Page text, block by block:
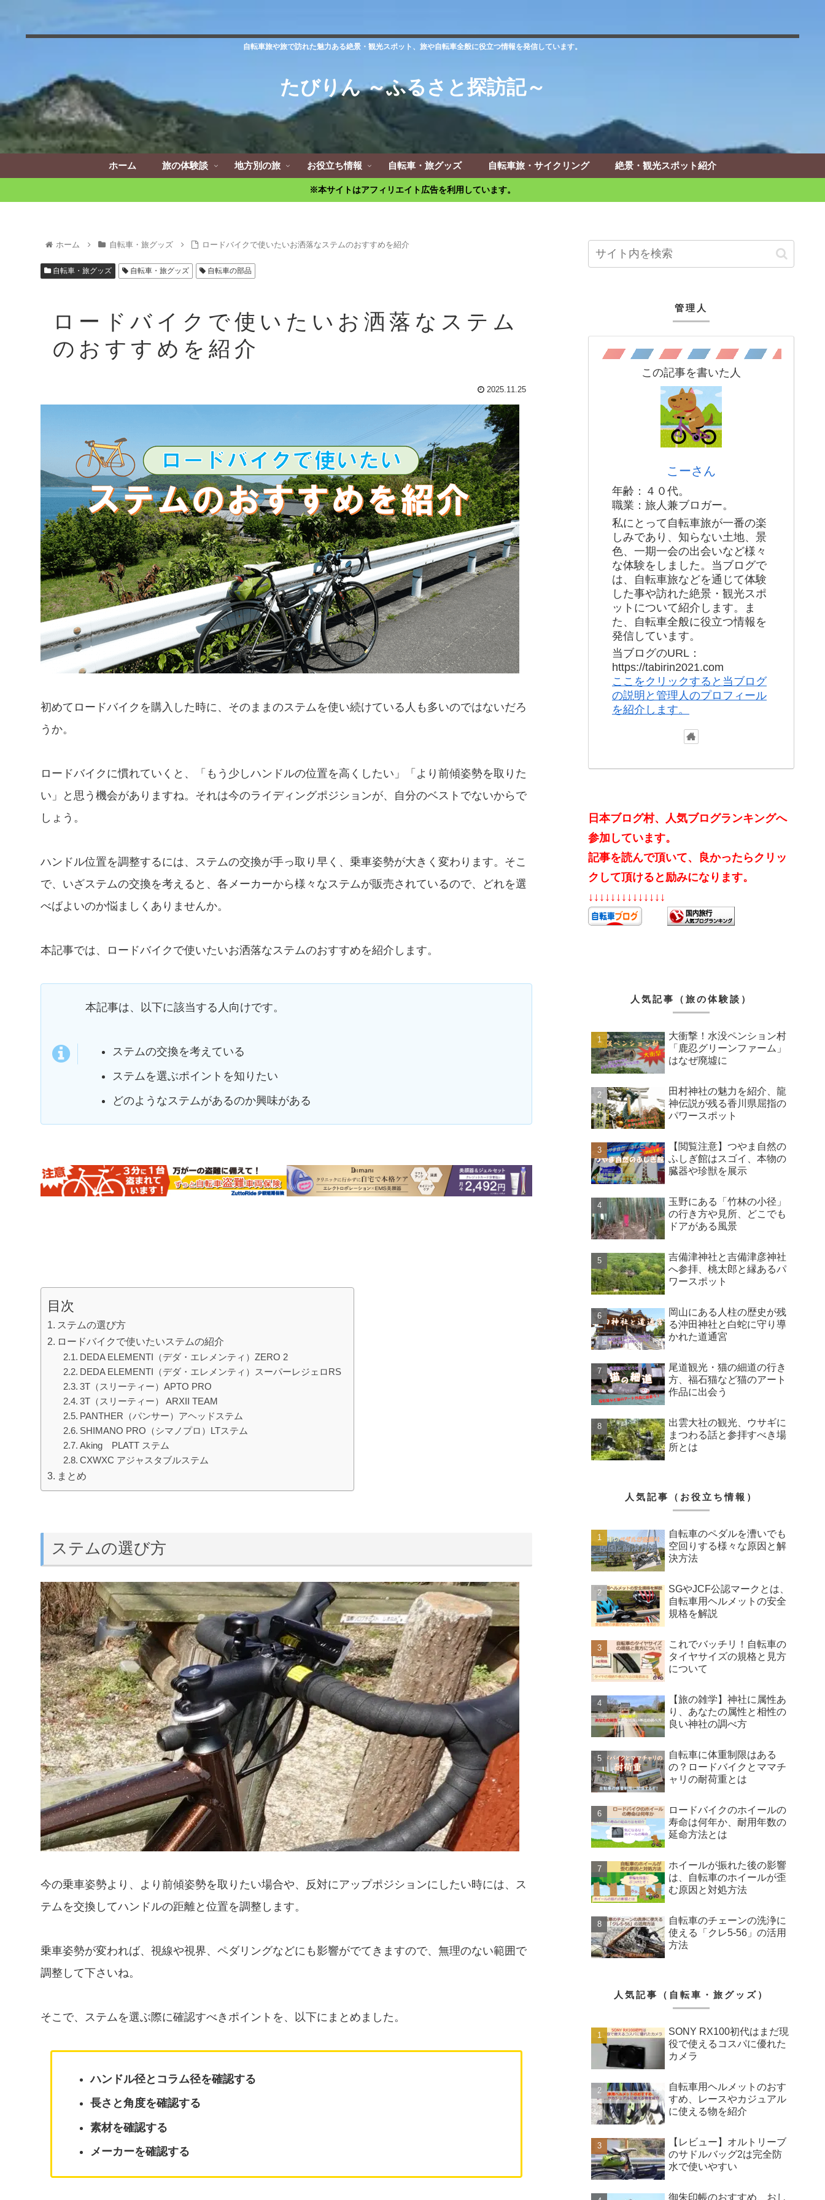
自転車旅や旅で訪れた魅力ある絶景・観光スポット、旅や自転車全般に役立つ情報を発信しています。
たびりん ～ふるさと探訪記～
ホーム 旅の体験談 地方別の旅 お役立ち情報 自転車・旅グッズ 自転車旅・サイクリング 絶景・観光スポット紹介
※本サイトはアフィリエイト広告を利用しています。
ホーム 自転車・旅グッズ ロードバイクで使いたいお洒落なステムのおすすめを紹介
自転車・旅グッズ 自転車・旅グッズ 自転車の部品
ロードバイクで使いたいお洒落なステム
のおすすめを紹介
2025.11.25
初めてロードバイクを購入した時に、そのままのステムを使い続けている人も多いのではないだろ
うか。
ロードバイクに慣れていくと、「もう少しハンドルの位置を高くしたい」「より前傾姿勢を取りた
い」と思う機会がありますね。それは今のライディングポジションが、自分のベストでないからで
しょう。
ハンドル位置を調整するには、ステムの交換が手っ取り早く、乗車姿勢が大きく変わります。そこ
で、いざステムの交換を考えると、各メーカーから様々なステムが販売されているので、どれを選
べばよいのか悩ましくありませんか。
本記事では、ロードバイクで使いたいお洒落なステムのおすすめを紹介します。
本記事は、以下に該当する人向けです。
ステムの交換を考えている
ステムを選ぶポイントを知りたい
どのようなステムがあるのか興味がある
目次
ステムの選び方
ロードバイクで使いたいステムの紹介
DEDA ELEMENTI（デダ・エレメンティ）ZERO 2
DEDA ELEMENTI（デダ・エレメンティ）スーパーレジェロRS
3T（スリーティー）APTO PRO
3T（スリーティー） ARXII TEAM
PANTHER（パンサー）アヘッドステム
SHIMANO PRO（シマノプロ）LTステム
Aking PLATT ステム
CXWXC アジャスタブルステム
まとめ
ステムの選び方
今の乗車姿勢より、より前傾姿勢を取りたい場合や、反対にアップポジションにしたい時には、ス
テムを交換してハンドルの距離と位置を調整します。
乗車姿勢が変われば、視線や視界、ペダリングなどにも影響がでてきますので、無理のない範囲で
調整して下さいね。
そこで、ステムを選ぶ際に確認すべきポイントを、以下にまとめました。
ハンドル径とコラム径を確認する
長さと角度を確認する
素材を確認する
メーカーを確認する
管理人
この記事を書いた人
こーさん
年齢：４０代。
職業：旅人兼ブロガー。
私にとって自転車旅が一番の楽
しみであり、知らない土地、景
色、一期一会の出会いなど様々
な体験をしました。当ブログで
は、自転車旅などを通じて体験
した事や訪れた絶景・観光スポ
ットについて紹介します。ま
た、自転車全般に役立つ情報を
発信しています。
当ブログのURL：
https://tabirin2021.com
ここをクリックすると当ブログ
の説明と管理人のプロフィール
を紹介します。
日本ブログ村、人気ブログランキングへ
参加しています。
記事を読んで頂いて、良かったらクリッ
クして頂けると励みになります。
↓↓↓↓↓↓↓↓↓↓↓↓↓↓
人気記事（旅の体験談）
大衝撃！水没ペンション村
「鹿忍グリーンファーム」
はなぜ廃墟に
田村神社の魅力を紹介、龍
神伝説が残る香川県屈指の
パワースポット
【閲覧注意】つやま自然の
ふしぎ館はスゴイ、本物の
臓器や珍獣を展示
玉野にある「竹林の小径」
の行き方や見所、どこでも
ドアがある風景
吉備津神社と吉備津彦神社
へ参拝、桃太郎と縁あるパ
ワースポット
岡山にある人柱の歴史が残
る沖田神社と白蛇に守り導
かれた道通宮
尾道観光・猫の細道の行き
方、福石猫など猫のアート
作品に出会う
出雲大社の観光、ウサギに
まつわる話と参拝すべき場
所とは
人気記事（お役立ち情報）
自転車のペダルを漕いでも
空回りする様々な原因と解
決方法
SGやJCF公認マークとは、
自転車用ヘルメットの安全
規格を解説
これでバッチリ！自転車の
タイヤサイズの規格と見方
について
【旅の雑学】神社に属性あ
り、あなたの属性と相性の
良い神社の調べ方
自転車に体重制限はある
の？ロードバイクとママチ
ャリの耐荷重とは
ロードバイクのホイールの
寿命は何年か、耐用年数の
延命方法とは
ホイールが振れた後の影響
は、自転車のホイールが歪
む原因と対処方法
自転車のチェーンの洗浄に
使える「クレ5-56」の活用
方法
人気記事（自転車・旅グッズ）
SONY RX100初代はまだ現
役で使えるコスパに優れた
カメラ
自転車用ヘルメットのおす
すめ、レースやカジュアル
に使える物を紹介
【レビュー】オルトリーブ
のサドルバッグ2は完全防
水で使いやすい
御朱印帳のおすすめ、おし